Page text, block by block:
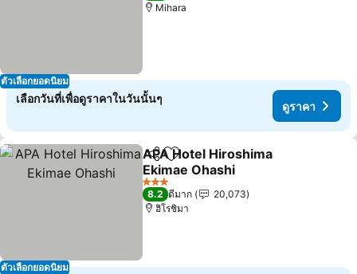
ตัวเลือกยอดนิยม
Mihara
เลือกวันที่เพื่อดูราคาในวันนั้นๆ
ดูราคา
ตัวเลือกยอดนิยม
แชร์ เพิ่มในรายการโปรด
APA Hotel Hiroshima
Ekimae Ohashi
ดูราคา
3 ดาว
8.2 ดีมาก
20,073
ฮิโรชิมา